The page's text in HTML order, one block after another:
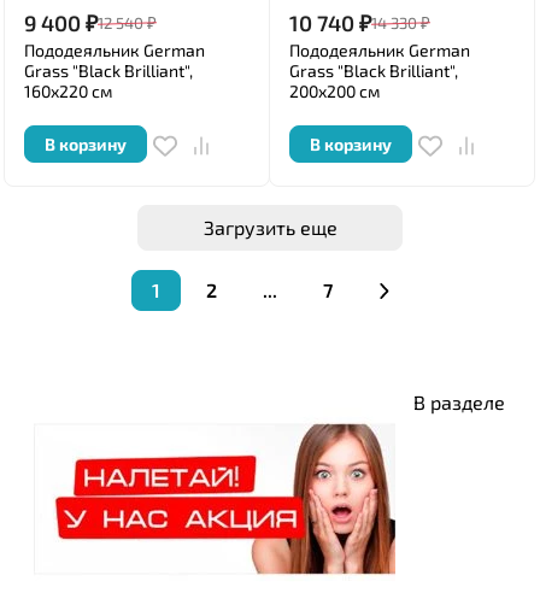
9 400₽12 540₽
Пододеяльник German
Grass "Black Brilliant",
160x220 см
В корзину
10 740₽14 330₽
Пододеяльник German
Grass "Black Brilliant",
200x200 см
В корзину
Загрузить еще
1 2 ... 7
В разделе